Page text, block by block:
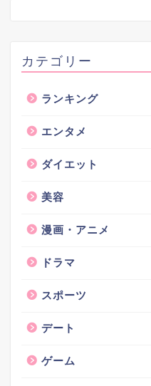
カテゴリー
ランキング
エンタメ
ダイエット
美容
漫画・アニメ
ドラマ
スポーツ
デート
ゲーム